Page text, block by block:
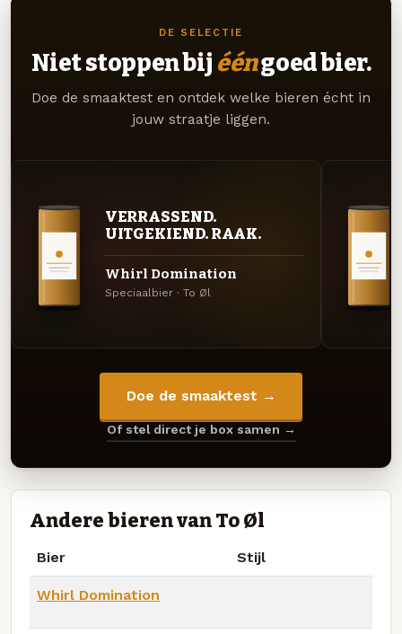
DE SELECTIE
Niet stoppen bij ééngoed bier.
Doe de smaaktest en ontdek welke bieren écht in
jouw straatje liggen.
VERRASSEND.
UITGEKIEND. RAAK.
Whirl Domination
Speciaalbier · To Øl
Doe de smaaktest →
Of stel direct je box samen →
Andere bieren van To Øl
Bier Stijl
Whirl Domination